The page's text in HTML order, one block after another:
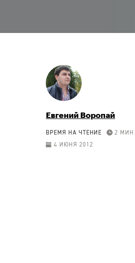
Евгений Воропай
ВРЕМЯ НА ЧТЕНИЕ
2 МИН
4 ИЮНЯ 2012